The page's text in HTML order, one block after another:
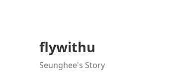
flywithu
Seunghee's Story